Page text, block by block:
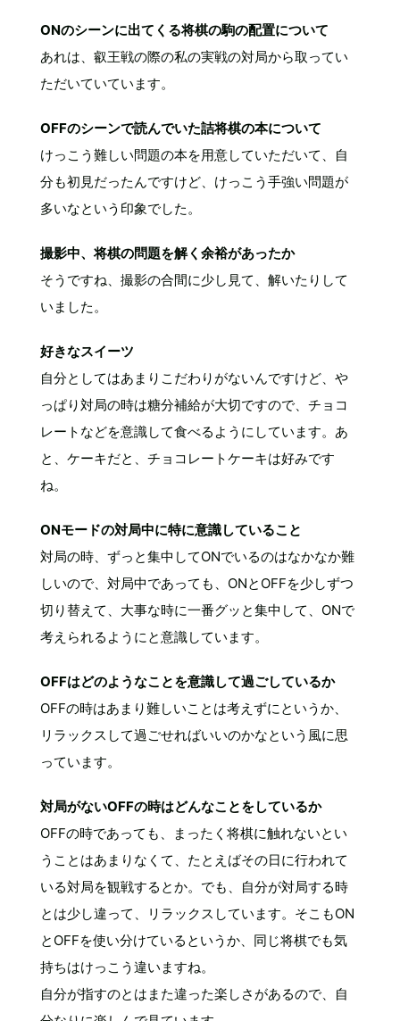
ONのシーンに出てくる将棋の駒の配置について
あれは、叡王戦の際の私の実戦の対局から取ってい
ただいていています。
OFFのシーンで読んでいた詰将棋の本について
けっこう難しい問題の本を用意していただいて、自
分も初見だったんですけど、けっこう手強い問題が
多いなという印象でした。
撮影中、将棋の問題を解く余裕があったか
そうですね、撮影の合間に少し見て、解いたりして
いました。
好きなスイーツ
自分としてはあまりこだわりがないんですけど、や
っぱり対局の時は糖分補給が大切ですので、チョコ
レートなどを意識して食べるようにしています。あ
と、ケーキだと、チョコレートケーキは好みです
ね。
ONモードの対局中に特に意識していること
対局の時、ずっと集中してONでいるのはなかなか難
しいので、対局中であっても、ONとOFFを少しずつ
切り替えて、大事な時に一番グッと集中して、ONで
考えられるようにと意識しています。
OFFはどのようなことを意識して過ごしているか
OFFの時はあまり難しいことは考えずにというか、
リラックスして過ごせればいいのかなという風に思
っています。
対局がないOFFの時はどんなことをしているか
OFFの時であっても、まったく将棋に触れないとい
うことはあまりなくて、たとえばその日に行われて
いる対局を観戦するとか。でも、自分が対局する時
とは少し違って、リラックスしています。そこもON
とOFFを使い分けているというか、同じ将棋でも気
持ちはけっこう違いますね。
自分が指すのとはまた違った楽しさがあるので、自